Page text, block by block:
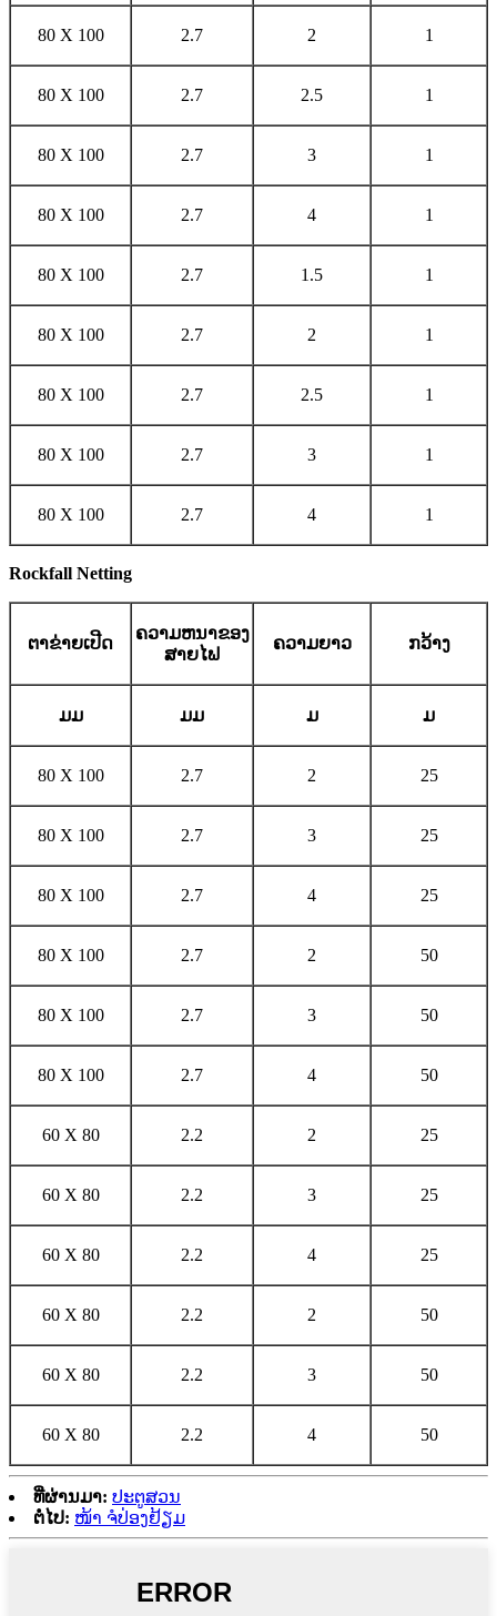
80 X 100 2.7 2 1
80 X 100 2.7 2.5 1
80 X 100 2.7 3 1
80 X 100 2.7 4 1
80 X 100 2.7 1.5 1
80 X 100 2.7 2 1
80 X 100 2.7 2.5 1
80 X 100 2.7 3 1
80 X 100 2.7 4 1
Rockfall Netting
ຕາຂ່າຍເປີດ
ຄວາມຫນາຂອງ
ສາຍໄຟ
ຄວາມຍາວ ກວ້າງ
ມມ ມມ ມ ມ
80 X 100 2.7 2 25
80 X 100 2.7 3 25
80 X 100 2.7 4 25
80 X 100 2.7 2 50
80 X 100 2.7 3 50
80 X 100 2.7 4 50
60 X 80 2.2 2 25
60 X 80 2.2 3 25
60 X 80 2.2 4 25
60 X 80 2.2 2 50
60 X 80 2.2 3 50
60 X 80 2.2 4 50
ທີ່ຜ່ານມາ: ປະຕູສວນ
ຕໍ່ໄປ: ໜ້າ ຈໍປ່ອງຢ້ຽມ